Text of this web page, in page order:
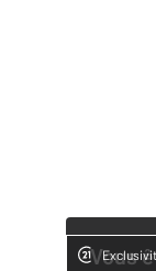
Vous